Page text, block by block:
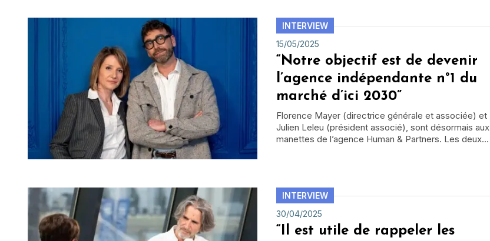
INTERVIEW
15/05/2025
“Notre objectif est de devenir
l’agence indépendante n°1 du
marché d’ici 2030”
Florence Mayer (directrice générale et associée) et
Julien Leleu (président associé), sont désormais aux
manettes de l’agence Human & Partners. Les deux…
INTERVIEW
30/04/2025
“Il est utile de rappeler les